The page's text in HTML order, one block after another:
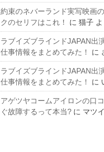
約束のネバーランド実写映画
クのセリフはこれ！
に 猫子
ラブイズブラインドJAPAN出
仕事情報をまとめてみた！
に
ラブイズブラインドJAPAN出
仕事情報をまとめてみた！
に
アゲツヤコームアイロンの口
ぐ故障するって本当? に マツ